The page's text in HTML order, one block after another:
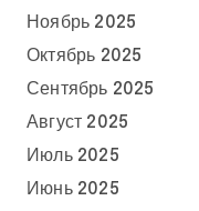
Ноябрь 2025
Октябрь 2025
Сентябрь 2025
Август 2025
Июль 2025
Июнь 2025